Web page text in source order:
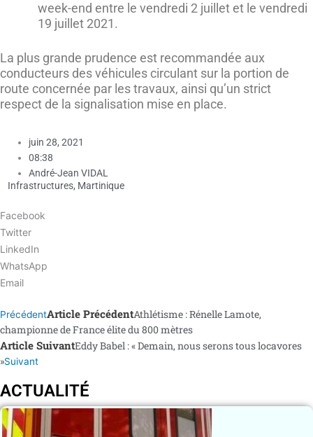
week-end entre le vendredi 2 juillet et le vendredi
19 juillet 2021.
La plus grande prudence est recommandée aux
conducteurs des véhicules circulant sur la portion de
route concernée par les travaux, ainsi qu’un strict
respect de la signalisation mise en place.
juin 28, 2021
08:38
André-Jean VIDAL
Infrastructures, Martinique
Facebook
Twitter
LinkedIn
WhatsApp
Email
PrécédentArticle PrécédentAthlétisme : Rénelle Lamote,
championne de France élite du 800 mètres
Article SuivantEddy Babel : « Demain, nous serons tous locavores
»Suivant
ACTUALITÉ